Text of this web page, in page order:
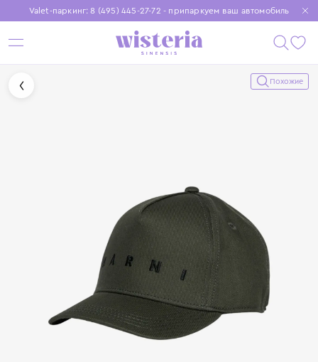
Valet-паркинг: 8 (495) 445-27-72 - припаркуем ваш автомобиль
Бесплатная доставка при заказе от 15 000 ₽
Установите приложение, чтобы покупки были еще удобнее
Похожие